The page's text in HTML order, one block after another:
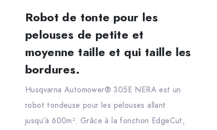
Robot de tonte pour les
pelouses de petite et
moyenne taille et qui taille les
bordures.
Husqvarna Automower® 305E NERA est un
robot tondeuse pour les pelouses allant
jusqu’à 600m². Grâce à la fonction EdgeCut,